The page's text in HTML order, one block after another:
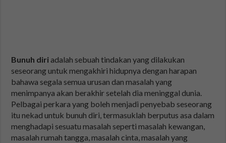
Bunuh diri adalah sebuah tindakan yang dilakukan
seseorang untuk mengakhiri hidupnya dengan harapan
bahawa segala semua urusan dan masalah yang
menimpanya akan berakhir setelah dia meninggal dunia.
Pelbagai perkara yang boleh menjadi penyebab seseorang
itu nekad untuk bunuh diri, termasuklah berputus asa dalam
menghadapi sesuatu masalah seperti masalah kewangan,
masalah rumah tangga, masalah cinta, masalah yang